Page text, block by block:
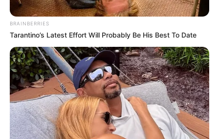
HOME
BRAINBERRIES
Tarantino’s Latest Effort Will Probably Be His Best To Date